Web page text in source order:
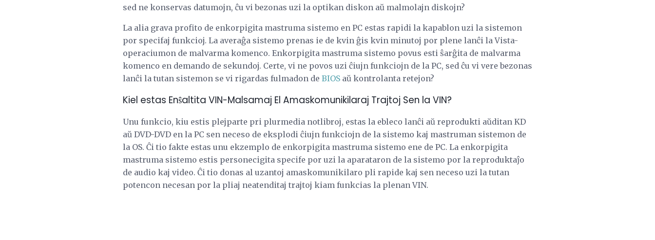
sed ne konservas datumojn, ĉu vi bezonas uzi la optikan diskon aŭ malmolajn diskojn?
La alia grava profito de enkorpigita mastruma sistemo en PC estas rapidi la kapablon uzi la sistemon
por specifaj funkcioj. La averaĝa sistemo prenas ie de kvin ĝis kvin minutoj por plene lanĉi la Vista-
operaciumon de malvarma komenco. Enkorpigita mastruma sistemo povus esti ŝarĝita de malvarma
komenco en demando de sekundoj. Certe, vi ne povos uzi ĉiujn funkciojn de la PC, sed ĉu vi vere bezonas
lanĉi la tutan sistemon se vi rigardas fulmadon de BIOS aŭ kontrolanta retejon?
Kiel estas Enŝaltita VIN-Malsamaj El Amaskomunikilaraj Trajtoj Sen la VIN?
Unu funkcio, kiu estis plejparte pri plurmedia notlibroj, estas la ebleco lanĉi aŭ reprodukti aŭditan KD
aŭ DVD-DVD en la PC sen neceso de eksplodi ĉiujn funkciojn de la sistemo kaj mastruman sistemon de
la OS. Ĉi tio fakte estas unu ekzemplo de enkorpigita mastruma sistemo ene de PC. La enkorpigita
mastruma sistemo estis personecigita specife por uzi la aparataron de la sistemo por la reproduktaĵo
de audio kaj video. Ĉi tio donas al uzantoj amaskomunikilaro pli rapide kaj sen neceso uzi la tutan
potencon necesan por la pliaj neatenditaj trajtoj kiam funkcias la plenan VIN.